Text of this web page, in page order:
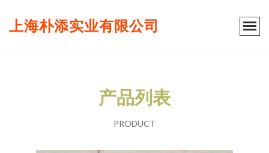
上海朴添实业有限公司
产品列表
PRODUCT